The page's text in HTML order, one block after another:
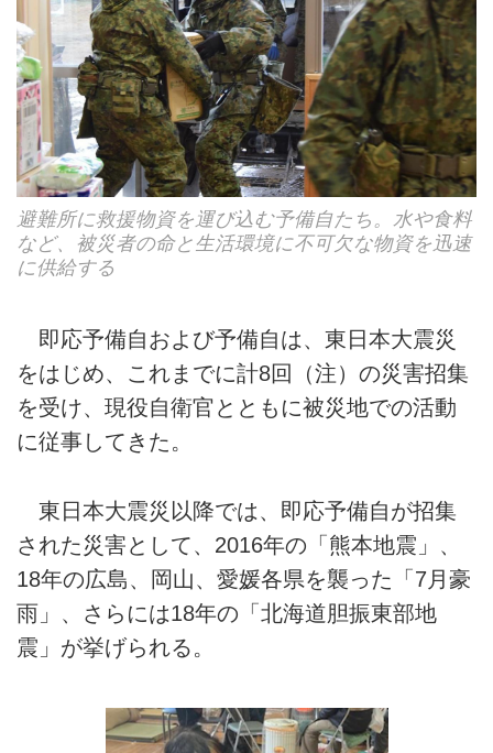
避難所に救援物資を運び込む予備自たち。水や食料
など、被災者の命と生活環境に不可欠な物資を迅速
に供給する
即応予備自および予備自は、東日本大震災
をはじめ、これまでに計8回（注）の災害招集
を受け、現役自衛官とともに被災地での活動
に従事してきた。
東日本大震災以降では、即応予備自が招集
された災害として、2016年の「熊本地震」、
18年の広島、岡山、愛媛各県を襲った「7月豪
雨」、さらには18年の「北海道胆振東部地
震」が挙げられる。